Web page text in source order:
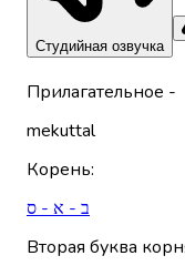
Студийная озвучка
Прилагательное -
mekuttal
Корень:
ב - א - ס
Вторая буква